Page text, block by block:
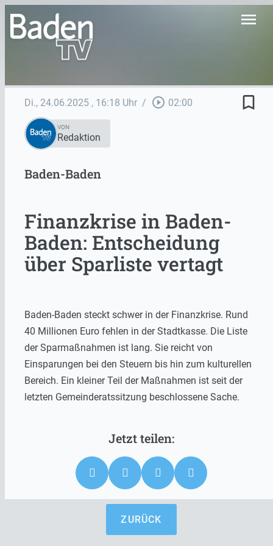
menu
Di., 24.06.2025 , 16:18 Uhr / play_circle_outline 02:00 bookmark_border
VON
Redaktion
Baden-Baden
Finanzkrise in Baden-
Baden: Entscheidung
über Sparliste vertagt
Baden-Baden steckt schwer in der Finanzkrise. Rund
40 Millionen Euro fehlen in der Stadtkasse. Die Liste
der Sparmaßnahmen ist lang. Sie reicht von
Einsparungen bei den Steuern bis hin zum kulturellen
Bereich. Ein kleiner Teil der Maßnahmen ist seit der
letzten Gemeinderatssitzung beschlossene Sache.
ZURÜCK